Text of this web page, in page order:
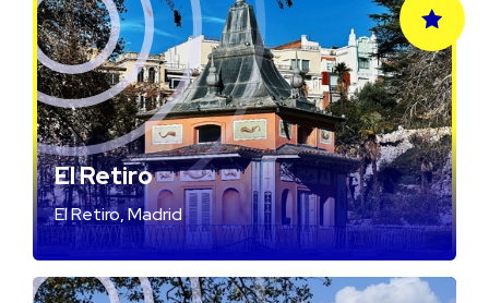
El Retiro
El Retiro, Madrid